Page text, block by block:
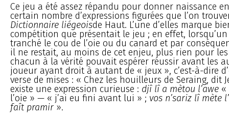
Ce jeu a été assez répandu pour donner naissance
certain nombre d’expressions figurées que l’on
Dictionnaire liégeoisde Haut. L’une d’elles marque
compétition que présentait le jeu ; en effet,
tranché le cou de l’oie ou du canard et par
il ne restait, au moins de cet enjeu, plus rien pour
chacun à la vérité pouvait espérer réussir avant les
joueur ayant droit à autant de « jeux », c’est-à-dire
verse de mises : « Chez les houilleurs de Seraing, dit
existe une expression curieuse : djî lî a mètou l’awe «
l’oie » — « j’ai eu fini avant lui » ; vos n’sariz lî mète
faît pramir ».